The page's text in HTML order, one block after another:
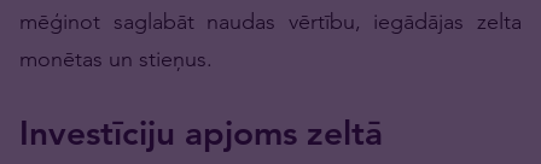
mēģinot saglabāt naudas vērtību, iegādājas zelta
monētas un stieņus.
Investīciju apjoms zeltā